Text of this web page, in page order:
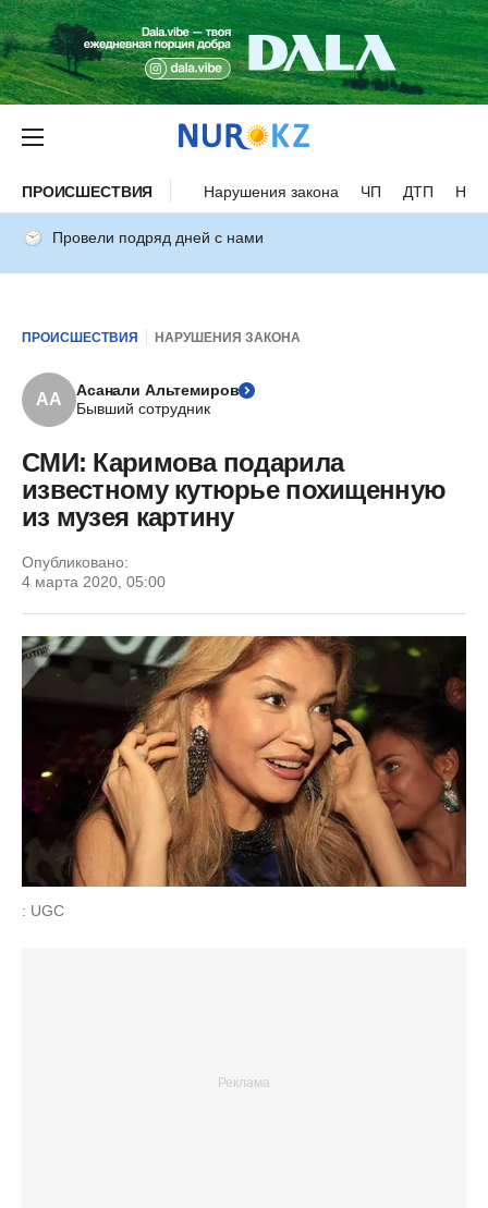
ПРОИСШЕСТВИЯ Нарушения закона ЧП ДТП
Провели подряд дней с нами
ПРОИСШЕСТВИЯ НАРУШЕНИЯ ЗАКОНА
АА
Асанали Альтемиров
Бывший сотрудник
СМИ: Каримова подарила
известному кутюрье похищенную
из музея картину
Опубликовано:
4 марта 2020, 05:00
: UGC